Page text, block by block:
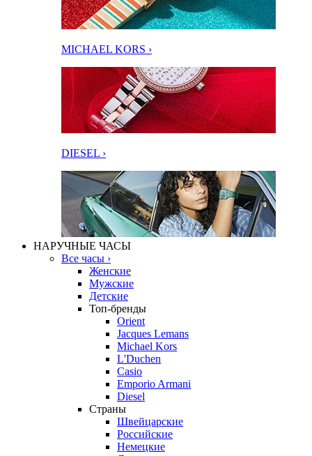
MICHAEL KORS ›
DIESEL ›
НАРУЧНЫЕ ЧАСЫ
Все часы ›
Женские
Мужские
Детские
Топ-бренды
Orient
Jacques Lemans
Michael Kors
L'Duchen
Casio
Emporio Armani
Diesel
Страны
Швейцарские
Российские
Немецкие